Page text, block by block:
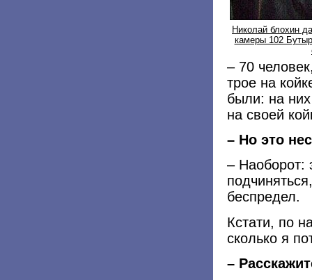
Николай блохин
камеры 102
– 70
трое на
были: на
на своей
– Но это
– Наоборот:
беспредел.
Кстати, по
сколько я
–